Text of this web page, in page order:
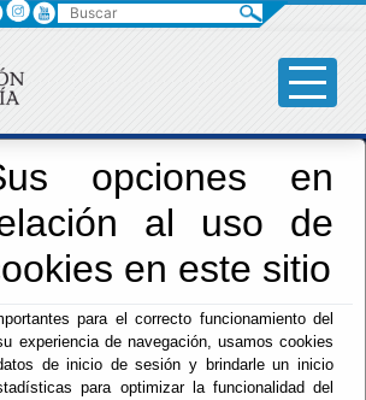
opciones en
al uso de
en este sitio
para el correcto funcionamiento del
experiencia de navegación, usamos cookies
de inicio de sesión y brindarle un inicio
para optimizar la funcionalidad del
Europeas
Buscar